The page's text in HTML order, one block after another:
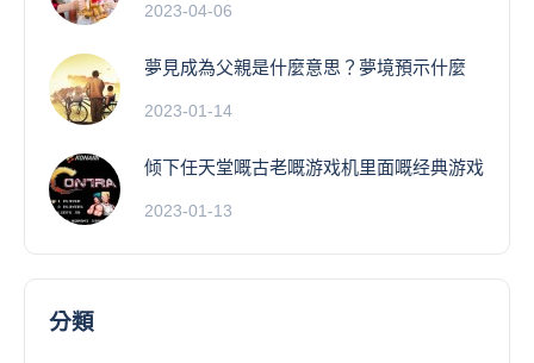
2023-04-06
夢見成為父親是什麼意思？夢境預示什麼
2023-01-14
倾下任天堂嘅古老嘅游戏机里面嘅经典游戏
2023-01-13
分類